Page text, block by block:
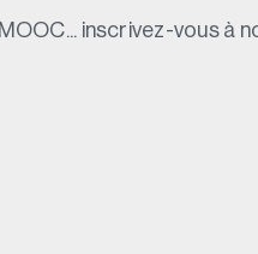
inscrivez-vous à